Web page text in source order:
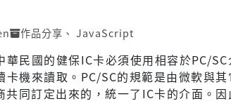
作品分享 、 JavaScript
華民國的健保IC卡必須使用相容於PC/
卡機來讀取。PC/SC的規範是由微軟與
共同訂定出來的，統一了IC卡的介面。因